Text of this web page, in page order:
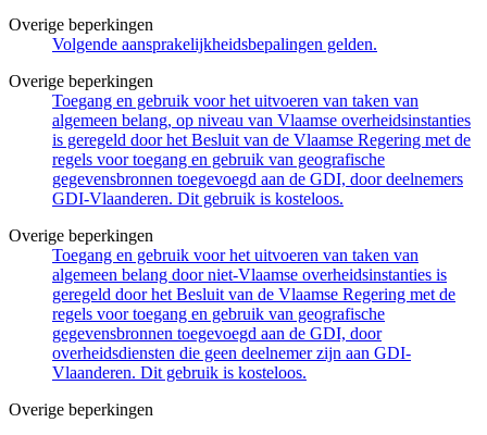
Overige beperkingen
Volgende aansprakelijkheidsbepalingen gelden.
Overige beperkingen
Toegang en gebruik voor het uitvoeren van taken van
algemeen belang, op niveau van Vlaamse overheidsinstanties
is geregeld door het Besluit van de Vlaamse Regering met de
regels voor toegang en gebruik van geografische
gegevensbronnen toegevoegd aan de GDI, door deelnemers
GDI-Vlaanderen. Dit gebruik is kosteloos.
Overige beperkingen
Toegang en gebruik voor het uitvoeren van taken van
algemeen belang door niet-Vlaamse overheidsinstanties is
geregeld door het Besluit van de Vlaamse Regering met de
regels voor toegang en gebruik van geografische
gegevensbronnen toegevoegd aan de GDI, door
overheidsdiensten die geen deelnemer zijn aan GDI-
Vlaanderen. Dit gebruik is kosteloos.
Overige beperkingen